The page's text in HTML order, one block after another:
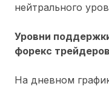
нейтрального
Уровни
форекс трейдеров
На дневном